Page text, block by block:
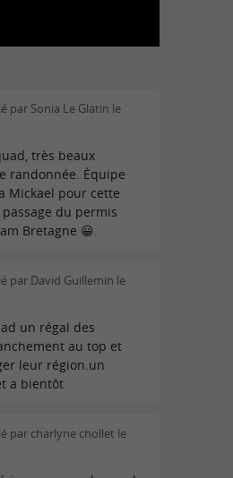
par Sonia Le Glatin le
très beaux
randonnée. Équipe
Mickael pour cette
du permis
Bretagne 😀.
par David Guillemin le
un régal des
au top et
leur région.un
a bientôt
par charlyne chollet le